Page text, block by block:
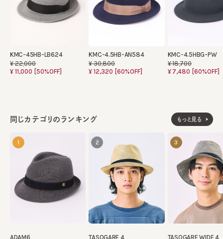
KMC-45HB-LB624
¥22,000
¥11,000 [50%OFF]
KMC-4.5HB-AN584
¥30,800
¥12,320 [60%OFF]
KMC-4.5HBG-PW
¥18,700
¥7,480 [60%OFF]
同じカテゴリのランキング もっと見る
1
ADAM6
2
TASOGARE 4
3
TASOGARE WIDE 4